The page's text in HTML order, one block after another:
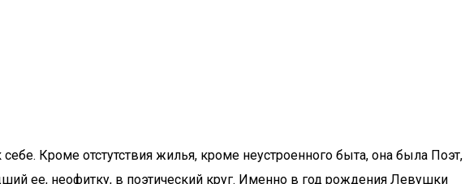
Кроме отстутствия жилья, кроме неустроенного быта, она была Поэт,
ее, неофитку, в поэтический круг. Именно в год рождения Левушки